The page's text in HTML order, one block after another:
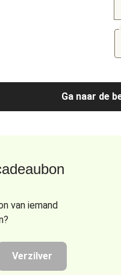
Ga naar de
van iemand
Verzilver